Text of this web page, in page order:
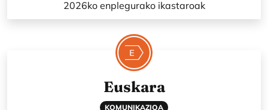
2026ko enplegurako ikastaroak
Euskara
KOMUNIKAZIOA